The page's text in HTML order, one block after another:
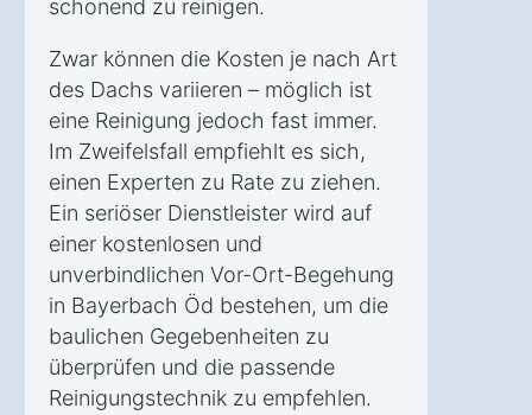
schonend zu reinigen.
Zwar können die Kosten je nach Art
des Dachs variieren – möglich ist
eine Reinigung jedoch fast immer.
Im Zweifelsfall empfiehlt es sich,
einen Experten zu Rate zu ziehen.
Ein seriöser Dienstleister wird auf
einer kostenlosen und
unverbindlichen Vor-Ort-Begehung
in Bayerbach Öd bestehen, um die
baulichen Gegebenheiten zu
überprüfen und die passende
Reinigungstechnik zu empfehlen.